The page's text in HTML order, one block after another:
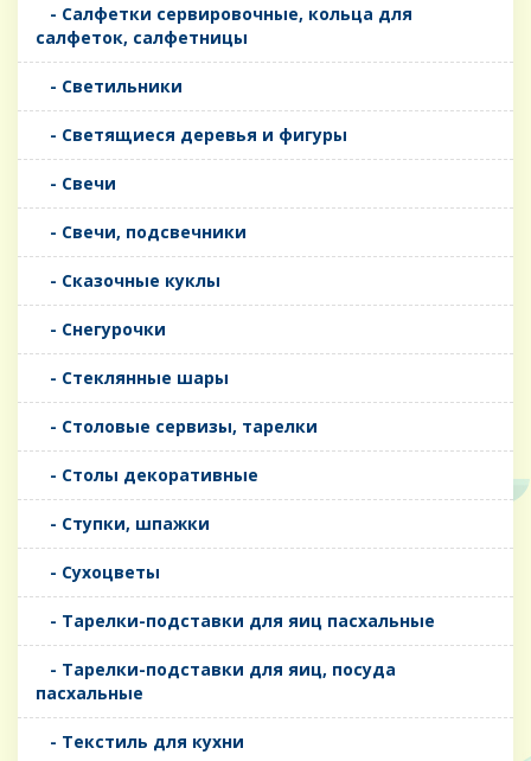
- Салфетки сервировочные, кольца для
салфеток, салфетницы
- Светильники
- Светящиеся деревья и фигуры
- Свечи
- Свечи, подсвечники
- Сказочные куклы
- Снегурочки
- Стеклянные шары
- Столовые сервизы, тарелки
- Столы декоративные
- Ступки, шпажки
- Сухоцветы
- Тарелки-подставки для яиц пасхальные
- Тарелки-подставки для яиц, посуда
пасхальные
- Текстиль для кухни